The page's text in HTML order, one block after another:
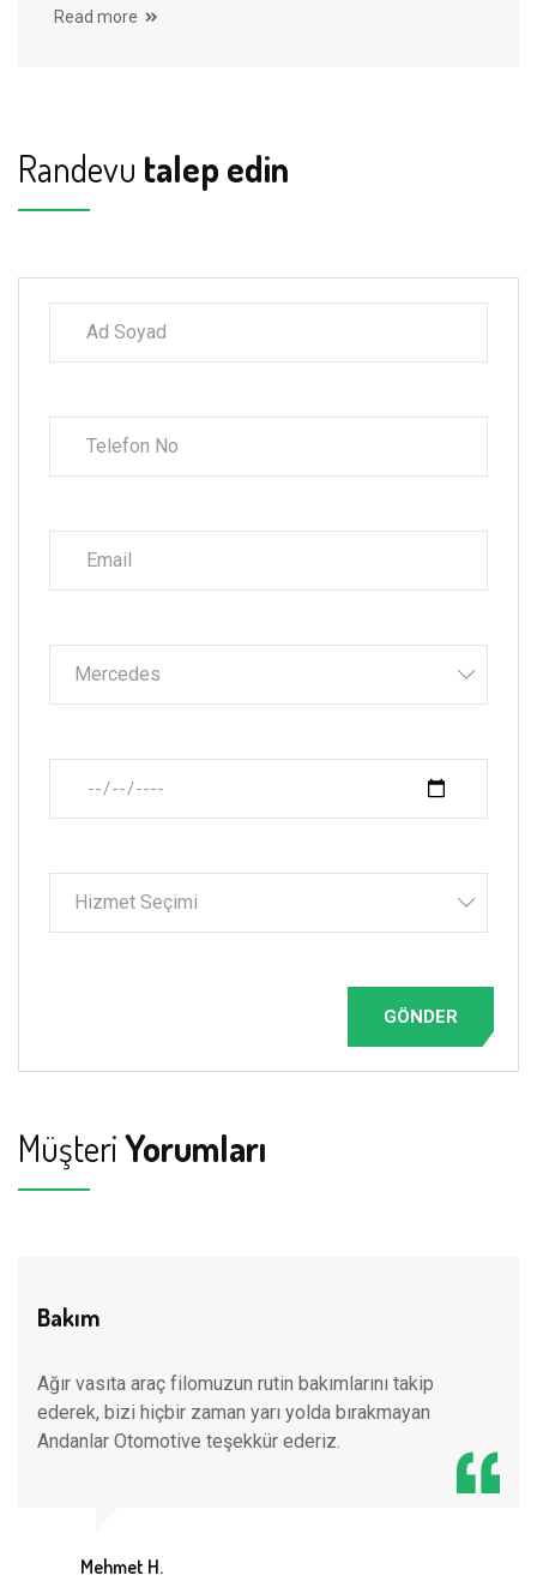
Read more
Randevu talep edin
Mercedes
Hizmet Seçimi
MüşteriYorumları
Bakım
Ağır vasıta araç filomuzun rutin bakımlarını takip
ederek, bizi hiçbir zaman yarı yolda bırakmayan
Andanlar Otomotive teşekkür ederiz.
Mehmet H.